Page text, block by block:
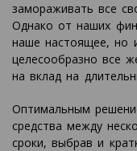
замораживать все
Однако от наших
наше настоящее, но
целесообразно все
на вклад на
Оптимальным
средства между
сроки, выбрав и